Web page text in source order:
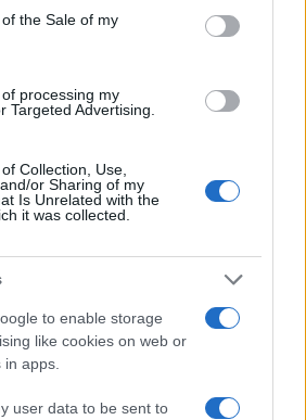
the Sale of my
processing my
Targeted Advertising.
Collection, Use,
or Sharing of my
Is Unrelated with the
it was collected.
to enable storage
like cookies on web or
apps.
user data to be sent to
αρχηγικό κόμμα»
όμως αληθινό -
του νοσοκομείου
κλάπηκε το μηχανάκι του
Κυριάκος Μητσοτάκης,
ολιγοήμερες διακοπές του –
το Σάββατο
πρόγραμμα της ΕΛΑΣ που
ο Αλέξης Τσίπρας στη
Σχέδιο τετραετίας
Νέες μειώσεις τιμών –
στην εθνική πρωτοβουλία,
130 σχολικά